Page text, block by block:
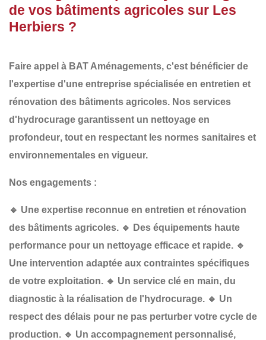
de vos bâtiments agricoles sur Les
Herbiers ?
Faire appel à BAT Aménagements, c'est bénéficier de
l'expertise d'une entreprise spécialisée en entretien et
rénovation des bâtiments agricoles. Nos services
d'hydrocurage garantissent un nettoyage en
profondeur, tout en respectant les normes sanitaires et
environnementales en vigueur.
Nos engagements :
🔹 Une expertise reconnue en entretien et rénovation
des bâtiments agricoles. 🔹 Des équipements haute
performance pour un nettoyage efficace et rapide. 🔹
Une intervention adaptée aux contraintes spécifiques
de votre exploitation. 🔹 Un service clé en main, du
diagnostic à la réalisation de l'hydrocurage. 🔹 Un
respect des délais pour ne pas perturber votre cycle de
production. 🔹 Un accompagnement personnalisé,